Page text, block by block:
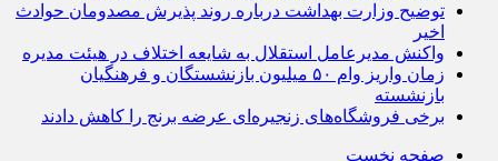
توضیح وزارت بهداشت درباره روند پذیرش مصدومان حوادث
اخیر
واکنش مدیرعامل استقلال به شایعه اختلاف در هیئت مدیره
زمان واریز وام ۵۰ میلیون بازنشستگان و فرهنگیان
بازنشسته
برخی فروشگاه‌های زنجیره‌ای عرضه برنج را کاهش دادند
صفحه نخست